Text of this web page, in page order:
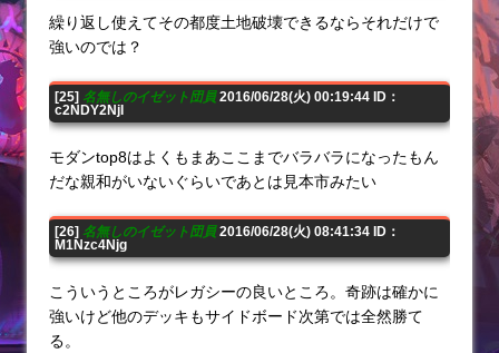
繰り返し使えてその都度土地破壊できるならそれだけで
強いのでは？
[25] 名無しのイゼット団員2016/06/28(火) 00:19:44 ID：
c2NDY2NjI
モダンtop8はよくもまあここまでバラバラになったもん
だな親和がいないぐらいであとは見本市みたい
[26] 名無しのイゼット団員2016/06/28(火) 08:41:34 ID：
M1Nzc4Njg
こういうところがレガシーの良いところ。奇跡は確かに
強いけど他のデッキもサイドボード次第では全然勝て
る。